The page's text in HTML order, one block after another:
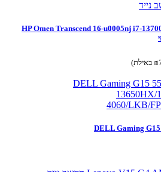
HP Omen Transcend 16-u0005nj i7-